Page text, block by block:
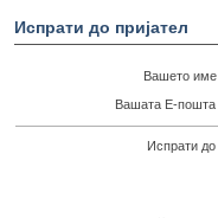
Испрати до пријател
Вашето име
Вашата Е-пошта
Испрати до